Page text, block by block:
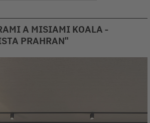
A MISIAMI KOALA -
PRAHRAN"